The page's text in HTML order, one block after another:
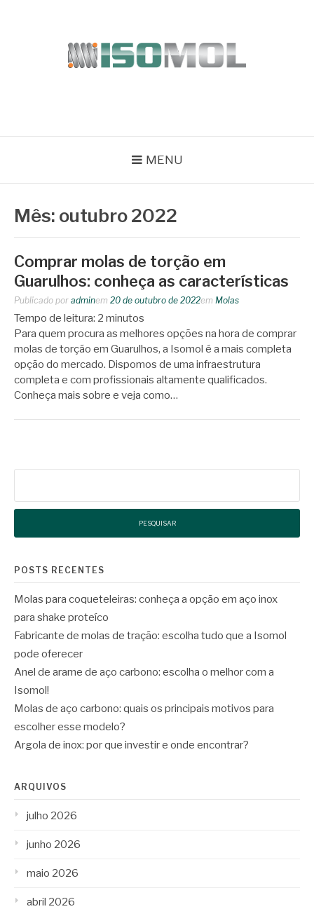
MENU
Mês: outubro 2022
Comprar molas de torção em
Guarulhos: conheça as características
Publicado por adminem 20 de outubro de 2022em Molas
Tempo de leitura: 2 minutos
Para quem procura as melhores opções na hora de comprar
molas de torção em Guarulhos, a Isomol é a mais completa
opção do mercado. Dispomos de uma infraestrutura
completa e com profissionais altamente qualificados.
Conheça mais sobre e veja como…
POSTS RECENTES
Molas para coqueteleiras: conheça a opção em aço inox
para shake proteíco
Fabricante de molas de tração: escolha tudo que a Isomol
pode oferecer
Anel de arame de aço carbono: escolha o melhor com a
Isomol!
Molas de aço carbono: quais os principais motivos para
escolher esse modelo?
Argola de inox: por que investir e onde encontrar?
ARQUIVOS
julho 2026
junho 2026
maio 2026
abril 2026